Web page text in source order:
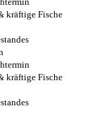
kräftige Fische
kräftige Fische